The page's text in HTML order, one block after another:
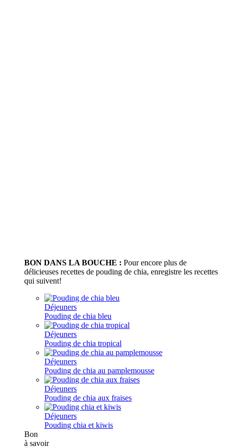
BON DANS LA BOUCHE : Pour encore plus de
délicieuses recettes de pouding de chia, enregistre les recettes
qui suivent!
Déjeuners
Pouding de chia bleu
Déjeuners
Pouding de chia tropical
Déjeuners
Pouding de chia au pamplemousse
Déjeuners
Pouding de chia aux fraises
Déjeuners
Pouding chia et kiwis
Bon
à savoir